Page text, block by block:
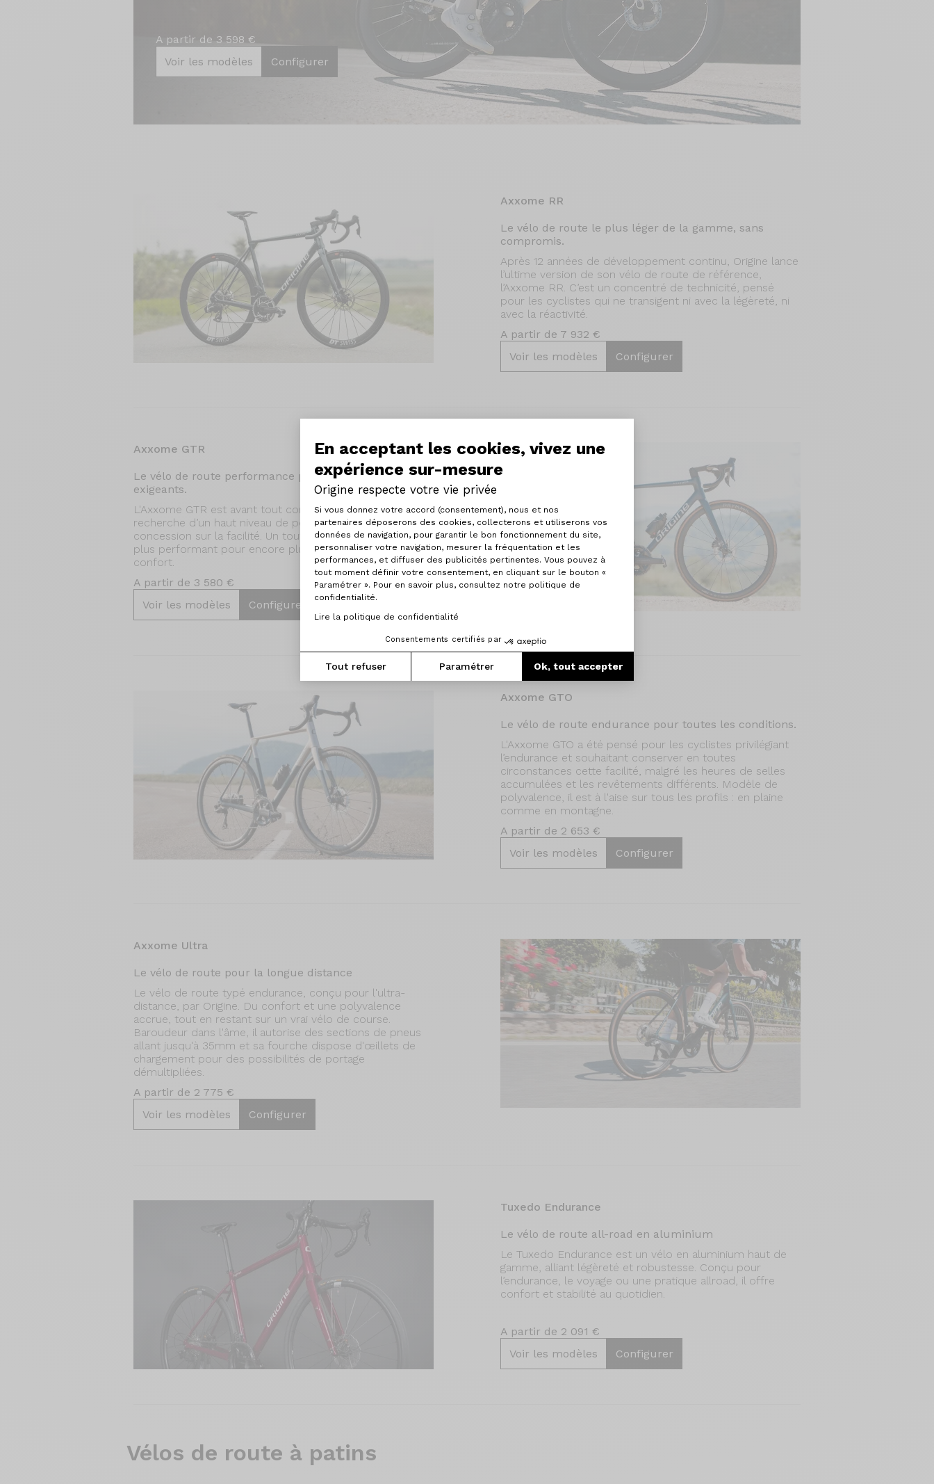
En acceptant les cookies, vivez une
expérience sur-mesure
Origine respecte votre vie privée
Plateforme de Gestion du Consentement : Personnalisez vos Options
Si vous donnez votre accord (consentement), nous et nos
partenaires déposerons des cookies, collecterons et utiliserons vos
données de navigation, pour garantir le bon fonctionnement du site,
personnaliser votre navigation, mesurer la fréquentation et les
performances, et diffuser des publicités pertinentes. Vous pouvez à
tout moment définir votre consentement, en cliquant sur le bouton «
Paramétrer ». Pour en savoir plus, consultez notre politique de
confidentialité.
Lire la politique de confidentialité
Consentements certifiés par
Tout refuser Paramétrer Ok, tout accepter
Axeptio consent
A partir de 3 598 €
Voir les modèles
Configurer
Axxome RR
Le vélo de route le plus léger de la gamme, sans
compromis.
Après 12 années de développement continu, Origine lance
l’ultime version de son vélo de route de référence,
l’Axxome RR. C’est un concentré de technicité, pensé
pour les cyclistes qui ne transigent ni avec la légèreté, ni
avec la réactivité.
A partir de 7 932 €
Voir les modèles
Configurer
Axxome GTR
Le vélo de route performance pour les cyclistes
exigeants.
L'Axxome GTR est avant tout conçu pour les cyclistes à la
recherche d’un haut niveau de performances sans faire de
concession sur la facilité. Un tout nouveau châssis encore
plus performant pour encore plus de polyvalence et de
confort.
A partir de 3 580 €
Voir les modèles
Configurer
Axxome GTO
Le vélo de route endurance pour toutes les conditions.
L'Axxome GTO a été pensé pour les cyclistes privilégiant
l’endurance et souhaitant conserver en toutes
circonstances cette facilité, malgré les heures de selles
accumulées et les revêtements différents. Modèle de
polyvalence, il est à l'aise sur tous les profils : en plaine
comme en montagne.
A partir de 2 653 €
Voir les modèles
Configurer
Axxome Ultra
Le vélo de route pour la longue distance
Le vélo de route typé endurance, conçu pour l'ultra-
distance, par Origine. Du confort et une polyvalence
accrue, tout en restant sur un vrai vélo de course.
Baroudeur dans l'âme, il autorise des sections de pneus
allant jusqu'à 35mm et sa fourche dispose d'œillets de
chargement pour des possibilités de portage
démultipliées.
A partir de 2 775 €
Voir les modèles
Configurer
Tuxedo Endurance
Le vélo de route all-road en aluminium
Le Tuxedo Endurance est un vélo en aluminium haut de
gamme, alliant légèreté et robustesse. Conçu pour
l’endurance, le voyage ou une pratique allroad, il offre
confort et stabilité au quotidien.
A partir de 2 091 €
Voir les modèles
Configurer
Vélos de route à patins